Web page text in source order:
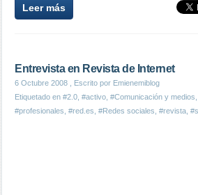
Leer más
Entrevista en Revista de Internet
6 Octubre 2008 , Escrito por Emienemiblog
Etiquetado en #2.0 #activo #Comunicación y medios
#profesionales #red.es #Redes sociales #revista